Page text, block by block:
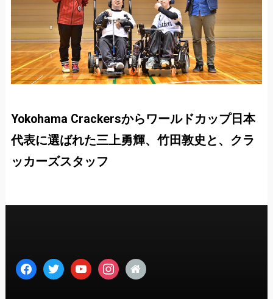
Yokohama Crackersからワールドカップ日本
代表に選ばれた三上勇輝、竹田敦史と、クラ
ッカーズスタッフ
facebooktwitter youtubeinstagram
home